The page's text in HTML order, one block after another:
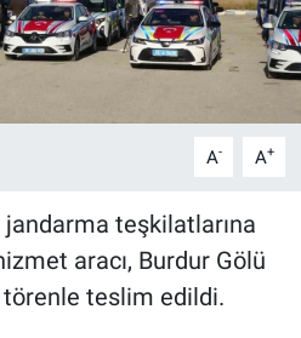
A- A+
jandarma teşkilatlarına
aracı, Burdur Gölü
törenle teslim edildi.